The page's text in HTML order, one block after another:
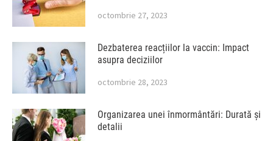
octombrie 27, 2023
Dezbaterea reacțiilor la vaccin: Impact
asupra deciziilor
octombrie 28, 2023
Organizarea unei înmormântări: Durată și
detalii